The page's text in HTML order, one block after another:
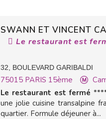
SWANN ET VINCENT
Le restaurant est
32, BOULEVARD GARIBALDI
75015 PARIS 15ème
Le restaurant est fermé
une jolie cuisine transalpine
quartier. Formule déjeuner à...